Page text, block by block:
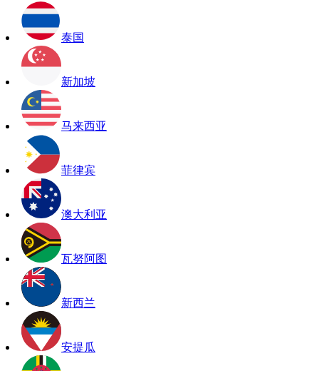
泰国
新加坡
马来西亚
菲律宾
澳大利亚
瓦努阿图
新西兰
安提瓜